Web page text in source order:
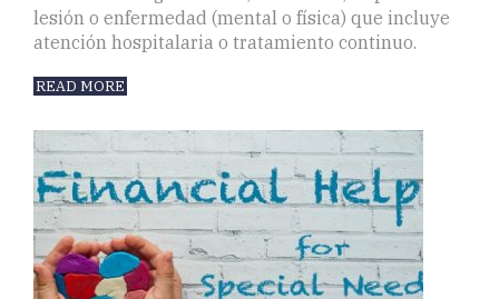
lesión o enfermedad (mental o física) que incluye
atención hospitalaria o tratamiento continuo.
READ MORE